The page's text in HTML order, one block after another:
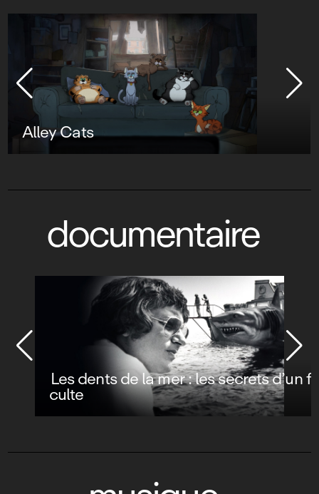
Alley Cats
documentaire
Les dents de la mer : les secrets d’un film
culte